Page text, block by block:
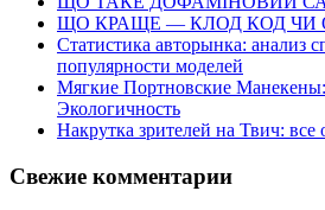
ЩО КРАЩЕ — КЛОД КОД ЧИ
Статистика авторынка: анализ
популярности моделей
Мягкие Портновские Манекены:
Экологичность
Накрутка зрителей на Твич: все
Свежие комментарии